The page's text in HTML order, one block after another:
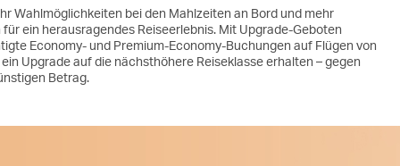
Wahlmöglichkeiten bei den Mahlzeiten an Bord und mehr
ein herausragendes Reiseerlebnis. Mit Upgrade-Geboten
Economy- und Premium-Economy-Buchungen auf Flügen von
Upgrade auf die nächsthöhere Reiseklasse erhalten – gegen
Betrag.